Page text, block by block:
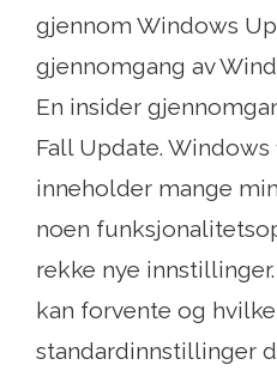
gjennom Windows
gjennomgang av
En insider
Fall Update. Windows
inneholder mange
noen
rekke nye
kan forvente og hvilke
standardinnstillinger